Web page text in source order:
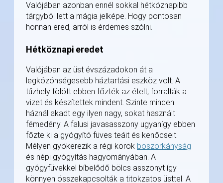
Valójában azonban ennél sokkal hétköznapibb
tárgyból lett a mágia jelképe. Hogy pontosan
honnan ered, arról is érdemes szólni.
Hétköznapi eredet
Valójában az üst évszázadokon át a
legközönségesebb háztartási eszköz volt. A
tűzhely fölött ebben főzték az ételt, forralták a
vizet és készítettek mindent. Szinte minden
háznál akadt egy ilyen nagy, sokat használt
fémedény. A falusi javasasszony ugyanígy ebben
főzte ki a gyógyító füves teáit és kenőcseit.
Mélyen gyökerezik a régi korok boszorkányság
és népi gyógyítás hagyományában. A
gyógyfüvekkel bíbelődő bölcs asszonyt így
könnyen összekapcsolták a titokzatos üsttel. A